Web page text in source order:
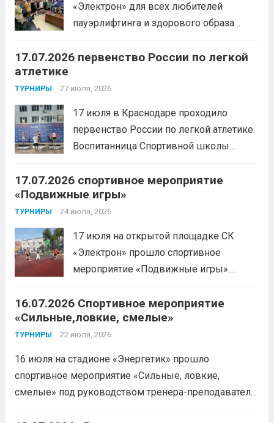
«Электрон» для всех любителей
пауэрлифтинга и здорового образа
с Анитой Андрюковой — мастером
победительницей первенства
17.07.2026 первенство России по легкой
атлетике
ТУРНИРЫ 27 июля, 2026
17 июля в Краснодаре проходило
первенство России по легкой атлетике.
Воспитанница Спортивной школы
заняла 1 место на дистанции 3000 м. с
результатом 10.01,78. Подготовил
спортсменку тренер-преподаватель
дальше
17.07.2026 спортивное мероприятие
«Подвижные игры»
ТУРНИРЫ 24 июля, 2026
17 июля на открытой площадке СК
«Электрон» прошло спортивное
мероприятие «Подвижные игры».
16.07.2026 Спортивное мероприятие
«Сильные,ловкие, смелые»
ТУРНИРЫ 22 июля, 2026
16 июля на стадионе «Энергетик» прошло
спортивное мероприятие «Сильные, ловкие,
смелые» под руководством тренера-преподавателя